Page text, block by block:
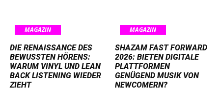
MAGAZIN
DIE RENAISSANCE DES
BEWUSSTEN HÖRENS:
WARUM VINYL UND LEAN
BACK LISTENING WIEDER
ZIEHT
MAGAZIN
SHAZAM FAST FORWARD
2026: BIETEN DIGITALE
PLATTFORMEN
GENÜGEND MUSIK VON
NEWCOMERN?